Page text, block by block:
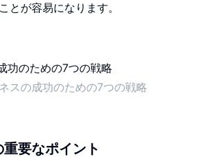
とが容易になります。
スの成功のための7つの戦略
要なポイント